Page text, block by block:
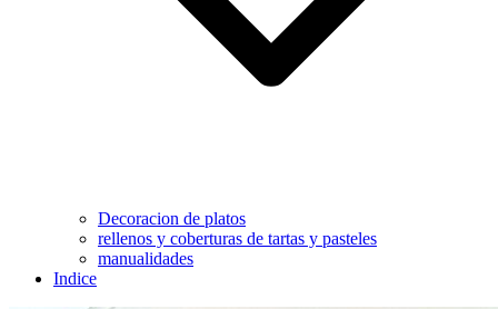
Decoracion de platos
rellenos y coberturas de tartas y pasteles
manualidades
Indice